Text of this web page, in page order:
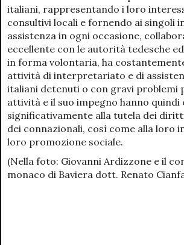
italiani, rappresentando i loro
consultivi locali e fornendo ai singoli
assistenza in ogni occasione,
eccellente con le autorità tedesche
in forma volontaria, ha
attività di interpretariato e di
italiani detenuti o con gravi problemi
attività e il suo impegno hanno
significativamente alla tutela dei
dei connazionali, così come alla loro
loro promozione sociale.
(Nella foto: Giovanni Ardizzone e il
monaco di Baviera dott. Renato